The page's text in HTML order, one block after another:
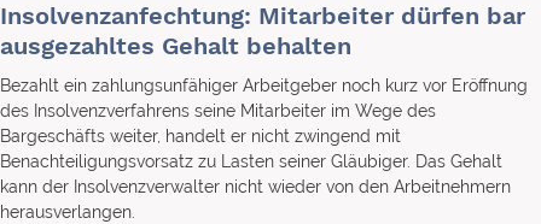
Insolvenzanfechtung: Mitarbeiter dürfen bar
ausgezahltes Gehalt behalten
Bezahlt ein zahlungsunfähiger Arbeitgeber noch kurz vor Eröffnung
des Insolvenzverfahrens seine Mitarbeiter im Wege des
Bargeschäfts weiter, handelt er nicht zwingend mit
Benachteiligungsvorsatz zu Lasten seiner Gläubiger. Das Gehalt
kann der Insolvenzverwalter nicht wieder von den Arbeitnehmern
herausverlangen.